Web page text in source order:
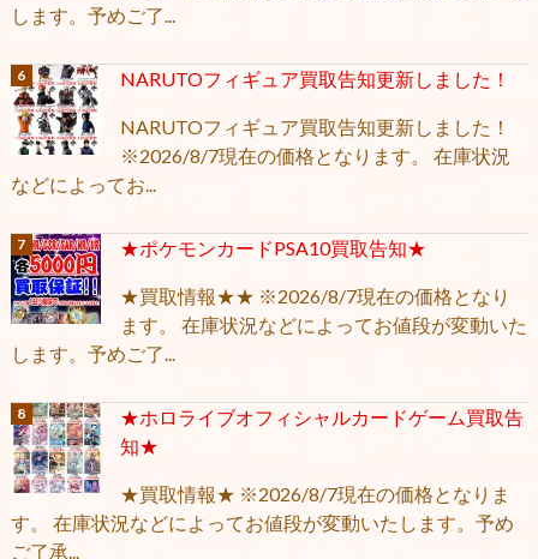
します。予めご了...
NARUTOフィギュア買取告知更新しました！
NARUTOフィギュア買取告知更新しました！
※2026/8/7現在の価格となります。 在庫状況
などによってお...
★ポケモンカードPSA10買取告知★
★買取情報★★ ※2026/8/7現在の価格となり
ます。 在庫状況などによってお値段が変動いた
します。予めご了...
★ホロライブオフィシャルカードゲーム買取告
知★
★買取情報★ ※2026/8/7現在の価格となりま
す。 在庫状況などによってお値段が変動いたします。予め
ご了承...